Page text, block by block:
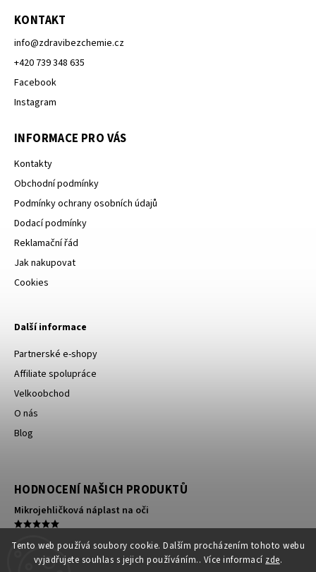
Tento web používá soubory cookie. Dalším procházením tohoto webu
vyjadřujete souhlas s jejich používáním.. Více informací zde.
KONTAKT
info@zdravibezchemie.cz
+420 739 348 635
Facebook
Instagram
INFORMACE PRO VÁS
Kontakty
Obchodní podmínky
Podmínky ochrany osobních údajů
Dodací podmínky
Reklamační řád
Jak nakupovat
Cookies
Další informace
Partnerské e-shopy
Affiliate spolupráce
Velkoobchod
O nás
Blog
HODNOCENÍ NAŠICH PRODUKTŮ
Mikrojehličková náplast na oči
Kompresní ortéza na koleno